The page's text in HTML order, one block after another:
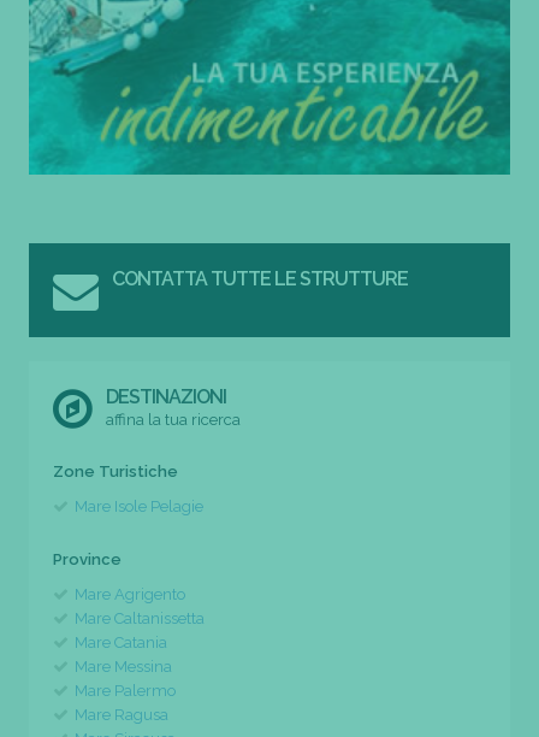
CONTATTA TUTTE LE STRUTTURE
DESTINAZIONI
affina la tua ricerca
Zone Turistiche
Mare Isole Pelagie
Province
Mare Agrigento
Mare Caltanissetta
Mare Catania
Mare Messina
Mare Palermo
Mare Ragusa